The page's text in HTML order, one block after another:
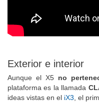
Exterior e interior
Aunque el X5 no
plataforma es la llamada
ideas vistas en el iX3, el